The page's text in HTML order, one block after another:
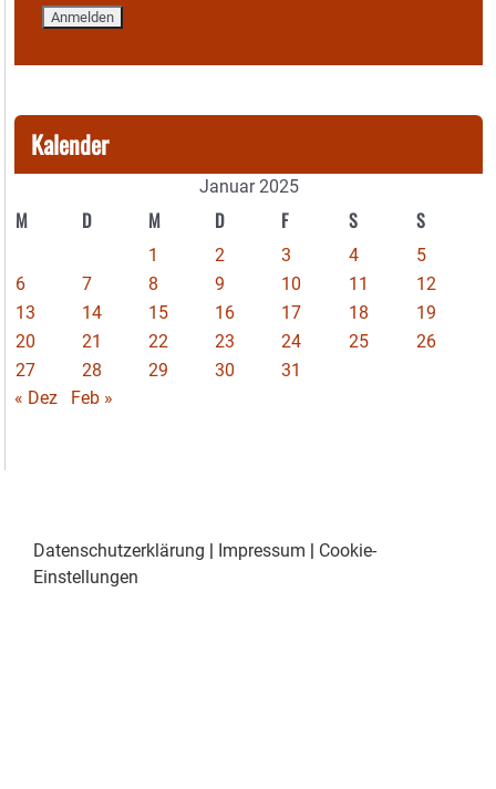
Kalender
Januar 2025
M D M D F S S
1 2 3 4
5
6
7 8 9 10 11
12
13
14 15 16 17 18
19
20
21 22 23 24 25
26
27
28 29 30
31
« Dez
Feb »
Datenschutzerklärung | Impressum | Cookie-
Einstellungen